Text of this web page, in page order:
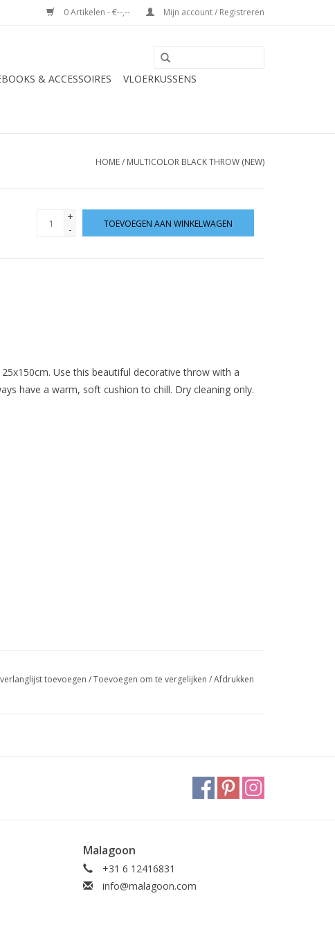
0 Artikelen - €--,-- Mijn account / Registreren
& ACCESSOIRES
VLOERKUSSENS
HOME/ MULTICOLOR BLACK THROW (NEW)
+
-
TOEVOEGEN AAN WINKELWAGEN
Use this beautiful decorative throw with a
have a warm, soft cushion to chill. Dry cleaning only.
toevoegen /Toevoegen om te vergelijken /Afdrukken
Malagoon
+31 6 12416831
info@malagoon.com